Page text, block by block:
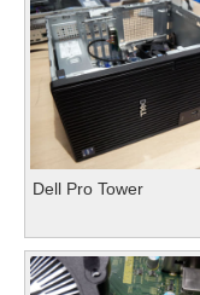
Dell Pro Tower